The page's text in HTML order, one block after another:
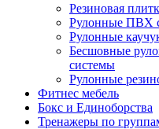
Резиновая
Рулонные ПВХ
Рулонные
Бесшовные
системы
Рулонные
Фитнес мебель
Бокс и Единоборства
Тренажеры по